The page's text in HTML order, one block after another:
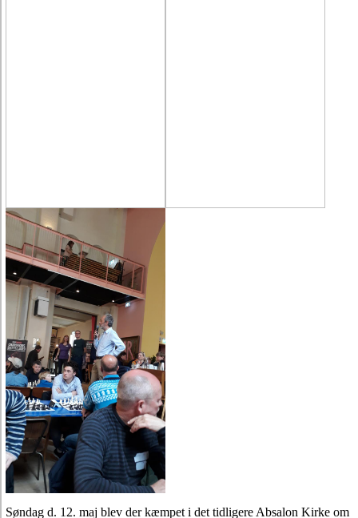
Søndag d. 12. maj blev der kæmpet i det tidligere Absalon Kirke om